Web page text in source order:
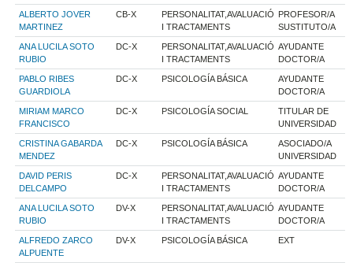
ALBERTO JOVER
MARTINEZ
CB-X
PERSONALITAT,AVALUACIÓ
I TRACTAMENTS
PROFESOR/A
SUSTITUTO/A
ANA LUCILA SOTO
RUBIO
DC-X
PERSONALITAT,AVALUACIÓ
I TRACTAMENTS
AYUDANTE
DOCTOR/A
PABLO RIBES
GUARDIOLA
DC-X PSICOLOGÍA BÁSICA
AYUDANTE
DOCTOR/A
MIRIAM MARCO
FRANCISCO
DC-X PSICOLOGÍA SOCIAL
TITULAR DE
UNIVERSIDAD
CRISTINA GABARDA
MENDEZ
DC-X PSICOLOGÍA BÁSICA
ASOCIADO/A
UNIVERSIDAD
DAVID PERIS
DELCAMPO
DC-X
PERSONALITAT,AVALUACIÓ
I TRACTAMENTS
AYUDANTE
DOCTOR/A
ANA LUCILA SOTO
RUBIO
DV-X
PERSONALITAT,AVALUACIÓ
I TRACTAMENTS
AYUDANTE
DOCTOR/A
ALFREDO ZARCO
ALPUENTE
DV-X PSICOLOGÍA BÁSICA EXT